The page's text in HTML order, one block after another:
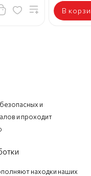
В
и
и проходит
находки наших